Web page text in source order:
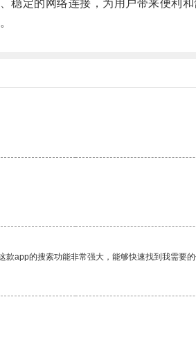
定的网络连接，为用户带来便利和
app的搜索功能非常强大，能够快速找到我需要的